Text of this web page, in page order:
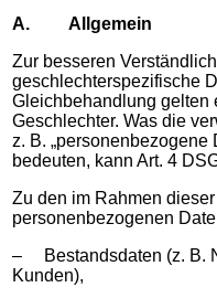
A. Allgemein
Zur besseren
geschlechterspezifische
Gleichbehandlung gelten
Geschlechter. Was die
z. B. „personenbezogene
bedeuten, kann Art. 4
Zu den im Rahmen
personenbezogenen
– Bestandsdaten (z. B.
Kunden),